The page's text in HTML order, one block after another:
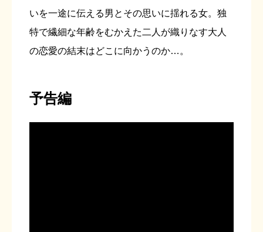
いを一途に伝える男とその思いに揺れる女。独
特で繊細な年齢をむかえた二人が織りなす大人
の恋愛の結末はどこに向かうのか…。
予告編